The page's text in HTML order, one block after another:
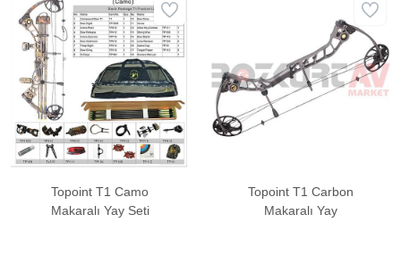
Topoint T1 Camo
Makaralı Yay Seti
Topoint T1 Carbon
Makaralı Yay